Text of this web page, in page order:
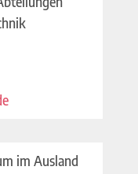
im Ausland